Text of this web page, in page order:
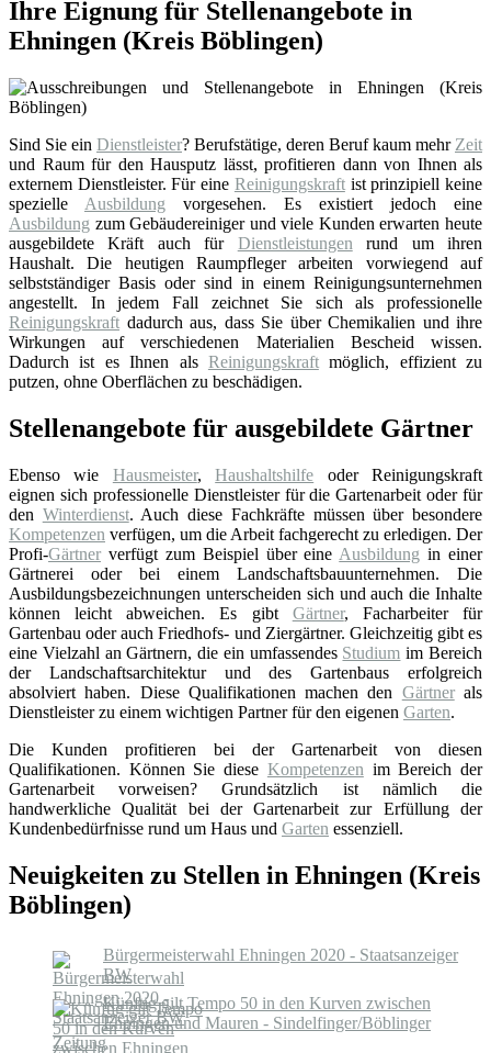
Ihre Eignung für Stellenangebote in
Ehningen (Kreis Böblingen)
Sind Sie ein Dienstleister? Berufstätige, deren Beruf kaum mehr Zeit
und Raum für den Hausputz lässt, profitieren dann von Ihnen als
externem Dienstleister. Für eine Reinigungskraftist prinzipiell keine
spezielle Ausbildung vorgesehen. Es existiert jedoch eine
Ausbildung zum Gebäudereiniger und viele Kunden erwarten heute
ausgebildete Kräft auch für Dienstleistungen rund um ihren
Haushalt. Die heutigen Raumpfleger arbeiten vorwiegend auf
selbstständiger Basis oder sind in einem Reinigungsunternehmen
angestellt. In jedem Fall zeichnet Sie sich als professionelle
Reinigungskraft dadurch aus, dass Sie über Chemikalien und ihre
Wirkungen auf verschiedenen Materialien Bescheid wissen.
Dadurch ist es Ihnen als Reinigungskraftmöglich, effizient zu
putzen, ohne Oberflächen zu beschädigen.
Stellenangebote für ausgebildete Gärtner
Ebenso wie Hausmeister,Haushaltshilfe oder Reinigungskraft
eignen sich professionelle Dienstleister für die Gartenarbeit oder für
den Winterdienst. Auch diese Fachkräfte müssen über besondere
Kompetenzen verfügen, um die Arbeit fachgerecht zu erledigen. Der
Profi-Gärtner verfügt zum Beispiel über eine Ausbildung in einer
Gärtnerei oder bei einem Landschaftsbauunternehmen. Die
Ausbildungsbezeichnungen unterscheiden sich und auch die Inhalte
können leicht abweichen. Es gibt Gärtner, Facharbeiter für
Gartenbau oder auch Friedhofs- und Ziergärtner. Gleichzeitig gibt es
eine Vielzahl an Gärtnern, die ein umfassendes Studium im Bereich
der Landschaftsarchitektur und des Gartenbaus erfolgreich
absolviert haben. Diese Qualifikationen machen den Gärtnerals
Dienstleister zu einem wichtigen Partner für den eigenen Garten.
Die Kunden profitieren bei der Gartenarbeit von diesen
Qualifikationen. Können Sie diese Kompetenzen im Bereich der
Gartenarbeit vorweisen? Grundsätzlich ist nämlich die
handwerkliche Qualität bei der Gartenarbeit zur Erfüllung der
Kundenbedürfnisse rund um Haus und Garten essenziell.
Neuigkeiten zu Stellen in Ehningen (Kreis
Böblingen)
Bürgermeisterwahl Ehningen 2020 - Staatsanzeiger
BW
Künftig gilt Tempo 50 in den Kurven zwischen
Ehningen und Mauren - Sindelfinger/Böblinger
Zeitung